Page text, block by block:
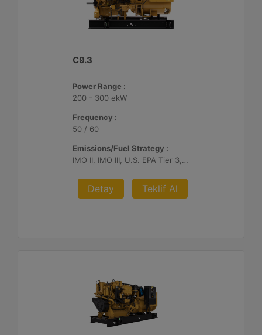
C9.3
Power Range :
200 - 300 ekW
Frequency :
50 / 60
Emissions/Fuel Strategy :
IMO II, IMO III, U.S. EPA Tier 3, China II
Detay Teklif Al